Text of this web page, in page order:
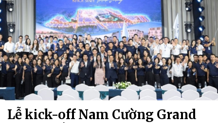
Lễ kick-off Nam Cường Grand